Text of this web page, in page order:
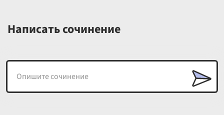
Написать сочинение